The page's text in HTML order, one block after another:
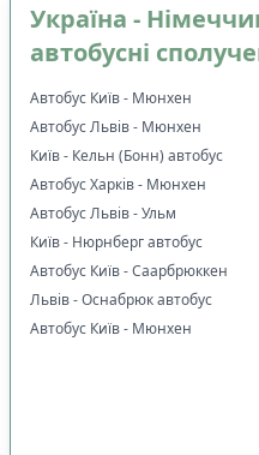
Україна -
автобусні
Автобус Київ - Мюнхен
Автобус Львів - Мюнхен
Київ - Кельн (Бонн) автобус
Автобус Харків - Мюнхен
Автобус Львів - Ульм
Київ - Нюрнберг автобус
Автобус Київ - Саарбрюккен
Львів - Оснабрюк автобус
Автобус Київ - Мюнхен